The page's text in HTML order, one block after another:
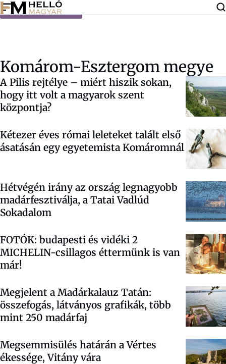
Ugrás a tartalomra
Komárom-Esztergom megye
A Pilis rejtélye – miért hiszik sokan,
hogy itt volt a magyarok szent
központja?
Kétezer éves római leleteket talált első
ásatásán egy egyetemista Komáromnál
Hétvégén irány az ország legnagyobb
madárfesztiválja, a Tatai Vadlúd
Sokadalom
FOTÓK: budapesti és vidéki 2
MICHELIN-csillagos éttermünk is van
már!
Megjelent a Madárkalauz Tatán:
összefogás, látványos grafikák, több
mint 250 madárfaj
Megsemmisülés határán a Vértes
ékessége, Vitány vára